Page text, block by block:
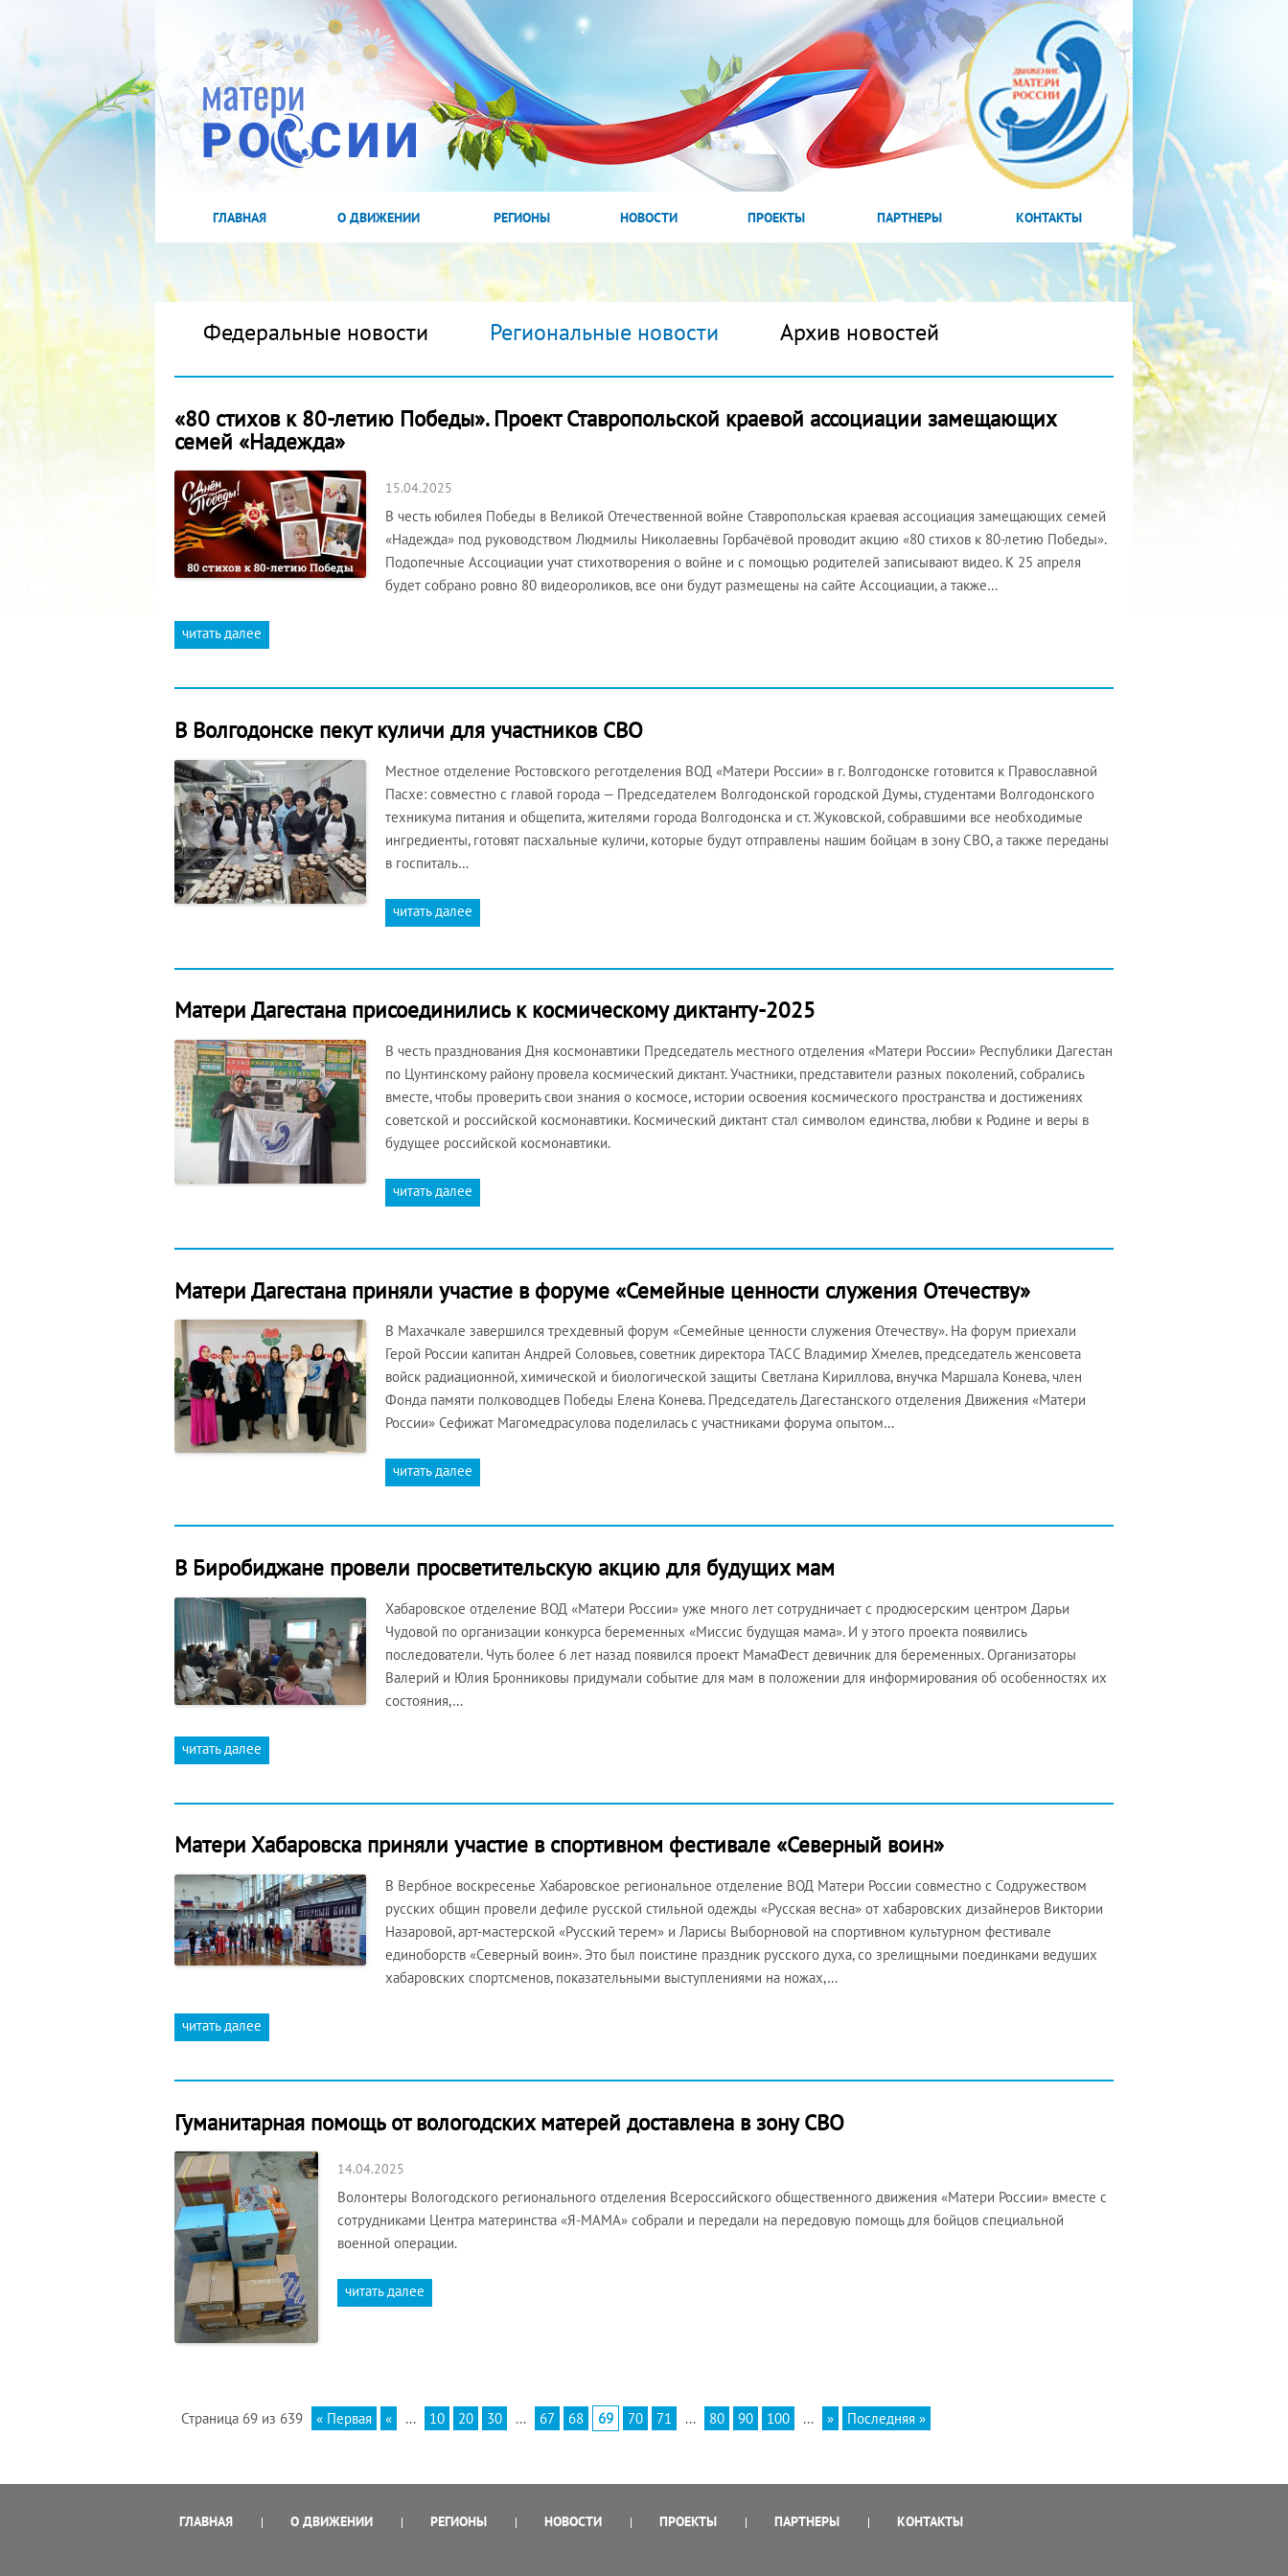
ГЛАВНАЯ О ДВИЖЕНИИ РЕГИОНЫ НОВОСТИ ПРОЕКТЫ ПАРТНЕРЫ КОНТАКТЫ
Федеральные новости Региональные новости Архив новостей
«80 стихов к 80-летию Победы». Проект Ставропольской краевой ассоциации замещающих
семей «Надежда»
15.04.2025
В честь юбилея Победы в Великой Отечественной войне Ставропольская краевая ассоциация замещающих семей
«Надежда» под руководством Людмилы Николаевны Горбачёвой проводит акцию «80 стихов к 80-летию Победы».
Подопечные Ассоциации учат стихотворения о войне и с помощью родителей записывают видео. К 25 апреля
будет собрано ровно 80 видеороликов, все они будут размещены на сайте Ассоциации, а также…
читать далее
В Волгодонске пекут куличи для участников СВО
Местное отделение Ростовского реготделения ВОД «Матери России» в г. Волгодонске готовится к Православной
Пасхе: совместно с главой города — Председателем Волгодонской городской Думы, студентами Волгодонского
техникума питания и общепита, жителями города Волгодонска и ст. Жуковской, собравшими все необходимые
ингредиенты, готовят пасхальные куличи, которые будут отправлены нашим бойцам в зону СВО, а также переданы
в госпиталь…
читать далее
Матери Дагестана присоединились к космическому диктанту-2025
В честь празднования Дня космонавтики Председатель местного отделения «Матери России» Республики Дагестан
по Цунтинскому району провела космический диктант. Участники, представители разных поколений, собрались
вместе, чтобы проверить свои знания о космосе, истории освоения космического пространства и достижениях
советской и российской космонавтики. Космический диктант стал символом единства, любви к Родине и веры в
будущее российской космонавтики.
читать далее
Матери Дагестана приняли участие в форуме «Семейные ценности служения Отечеству»
В Махачкале завершился трехдевный форум «Семейные ценности служения Отечеству». На форум приехали
Герой России капитан Андрей Соловьев, советник директора ТАСС Владимир Хмелев, председатель женсовета
войск радиационной, химической и биологической защиты Светлана Кириллова, внучка Маршала Конева, член
Фонда памяти полководцев Победы Елена Конева. Председатель Дагестанского отделения Движения «Матери
России» Сефижат Магомедрасулова поделилась с участниками форума опытом…
читать далее
В Биробиджане провели просветительскую акцию для будущих мам
Хабаровское отделение ВОД «Матери России» уже много лет сотрудничает с продюсерским центром Дарьи
Чудовой по организации конкурса беременных «Миссис будущая мама». И у этого проекта появились
последователи. Чуть более 6 лет назад появился проект МамаФест девичник для беременных. Организаторы
Валерий и Юлия Бронниковы придумали событие для мам в положении для информирования об особенностях их
состояния,…
читать далее
Матери Хабаровска приняли участие в спортивном фестивале «Северный воин»
В Вербное воскресенье Хабаровское региональное отделение ВОД Матери России совместно с Содружеством
русских общин провели дефиле русской стильной одежды «Русская весна» от хабаровских дизайнеров Виктории
Назаровой, арт-мастерской «Русский терем» и Ларисы Выборновой на спортивном культурном фестивале
единоборств «Северный воин». Это был поистине праздник русского духа, со зрелищными поединками ведуших
хабаровских спортсменов, показательными выступлениями на ножах,…
читать далее
Гуманитарная помощь от вологодских матерей доставлена в зону СВО
14.04.2025
Волонтеры Вологодского регионального отделения Всероссийского общественного движения «Матери России» вместе с
сотрудниками Центра материнства «Я-МАМА» собрали и передали на передовую помощь для бойцов специальной
военной операции.
читать далее
Страница 69 из 639 « Первая « ... 10 20 30 ... 67 68 69 70 71 ... 80 90 100 ... » Последняя »
ГЛАВНАЯ О ДВИЖЕНИИ РЕГИОНЫ НОВОСТИ ПРОЕКТЫ ПАРТНЕРЫ КОНТАКТЫ